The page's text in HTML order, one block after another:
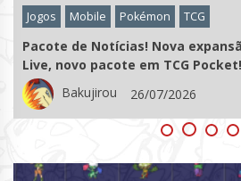
Mobile Pokémon Variedades
BOMBA! Incubadoras de Ovos
foram removidas no Brasil!
Bakujirou
06/07/2026